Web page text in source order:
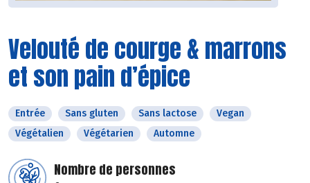
Velouté de courge & marrons
et son pain d’épice
Entrée Sans gluten Sans lactose
Vegan
Végétalien
Végétarien Automne
Nombre de personnes